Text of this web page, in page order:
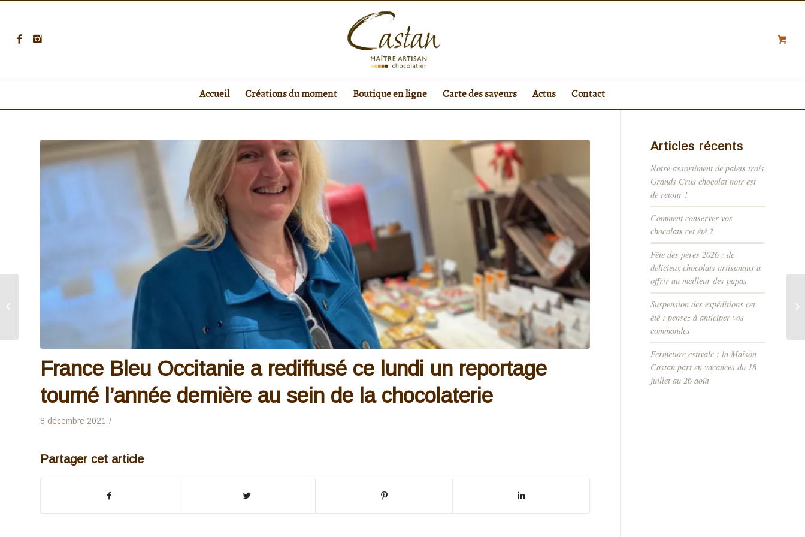
Accueil Créations du moment Boutique en ligne Carte des saveurs Actus Contact
France Bleu Occitanie a rediffusé ce lundi un reportage
tourné l’année dernière au sein de la chocolaterie
8 décembre 2021 /
Partager cet article
Articles récents
Notre assortiment de palets trois
Grands Crus chocolat noir est
de retour !
Comment conserver vos
chocolats cet été ?
Fête des pères 2026 : de
délicieux chocolats artisanaux à
offrir au meilleur des papas
Suspension des expéditions cet
été : pensez à anticiper vos
commandes
Fermeture estivale : la Maison
Castan part en vacances du 18
juillet au 26 août
L’interview de Claire sur